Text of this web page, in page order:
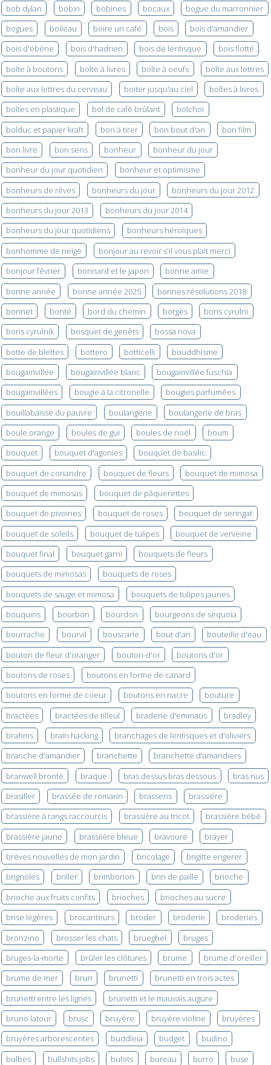
bob dylan bobin bobines bocaux
bogue du marronnier
bogues
boileau boire un café bois
bois d'amandier
bois d'ébène
bois d'hadrien bois de lentisque
bois flotté
boîte à boutons
boîte à livres boîte à oeufs
boîte aux lettres
boîte aux lettres du cerveau
boiter jusqu'au ciel
boîtes à livres
boîtes en plastique
bol de café brûlant
bolchoï
bolduc et papier kraft
bon à tirer bon bout d'an
bon film
bon livre
bon sens bonheur
bonheur du jour
bonheur du jour quotidien
bonheur et optimisme
bonheurs de rêves
bonheurs du jour
bonheurs du jour 2012
bonheurs du jour 2013
bonheurs du jour 2014
bonheurs du jour quotidiens
bonheurs héroïques
bonhomme de neige
bonjour au revoir s'il vous plait merci
bonjour février
bonnard et le japon
bonne amie
bonne année
bonne année 2025
bonnes résolutions 2018
bonnet
bonté bord du chemin borgès
boris cyrulni
boris cyrulnik
bosquet de genêts
bossa nova
botte de blettes
bottero botticelli
bouddhisme
bougainvillée
bougainvillée blanc
bougainvillée fuschia
bougainvillées
bougie à la citronelle
bougies parfumées
bouillabaisse du pauvre
boulangerie
boulangerie de bras
boule orange
boules de gui boules de noël
boum
bouquet
bouquet d'agonies
bouquet de basilic
bouquet de coriandre
bouquet de fleurs
bouquet de mimosa
bouquet de mimosas
bouquet de pâquerettes
bouquet de pivoines
bouquet de roses
bouquet de seringat
bouquet de soleils
bouquet de tulipes
bouquet de verveine
bouquet final
bouquet garni
bouquets de fleurs
bouquets de mimosas
bouquets de roses
bouquets de sauge et mimosa
bouquets de tulipes jaunes
bouquins
bourbon bourdon
bourgeons de sequoia
bourrache
bourvil bouscarle bout d'an
bouteille d'eau
bouton de fleur d'oranger
bouton-d'or
boutons d'or
boutons de roses
boutons en forme de canard
boutons en forme de coeur
boutons en nacre
bouture
bractées
bractées de tilleul braderie d'emmaüs
bradley
brahms
brain hacking
branchages de lentisques et d'oliviers
branche d'amandier
branchette
branchette d'amandiers
branwell brontë
braque bras dessus bras dessous
bras nus
brasiller
brassée de romarin brassens
brassière
brassière à rangs raccourcis
brassière au tricot
brassière bébé
brassière jaune
brassiière bleue bravoure
brayer
brèves nouvelles de mon jardin
bricolage
brigitte engerer
brignoles
briller brimborion brin de paille
brioche
brioche aux fruits confits
brioches
brioches au sucre
brise légères
brocanteurs broder broderie
broderies
bronzino
brosser les chats brueghel
bruges
bruges-la-morte
brûler les clôtures brume
brume d'oreiller
brume de mer
brun brunetti
brunetti en trois actes
brunetti entre les lignes
brunetti et le mauvais augure
bruno latour
brusc bruyère bruyère violine
bruyères
bruyères arborescentes
buddleia budget
budino
bulbes
bullshits jobs bulots bureau burro
buse